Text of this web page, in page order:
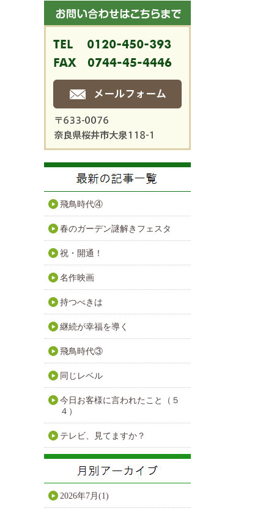
飛鳥時代④
春のガーデン謎解きフェスタ
祝・開通！
名作映画
持つべきは
継続が幸福を導く
飛鳥時代③
同じレベル
今日お客様に言われたこと（５
４）
テレビ、見てますか？
2026年7月(1)